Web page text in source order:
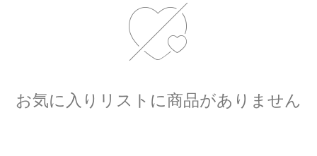
お気に入りリストに商品がありません